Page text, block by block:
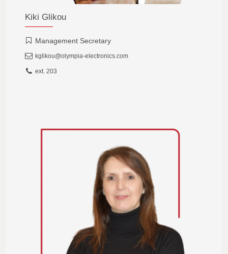
Kiki Glikou
Management Secretary
kglikou@olympia-electronics.com
ext. 203